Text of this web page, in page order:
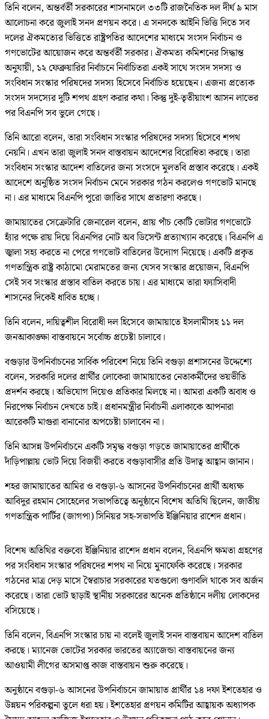
তিনি বলেন, অন্তর্বর্তী সরকারের শাসনামলে ৩৩টি রাজনৈতিক দল দীর্ঘ ৯ মাস
আলোচনা করে জুলাই সনদ প্রণয়ন করে। এ সনদকে আইনি ভিত্তি দিতে সব
দলের ঐকমত্যের ভিত্তিতে রাষ্ট্রপতির আদেশের মাধ্যমে সংসদ নির্বাচন ও
গণভোটের আয়োজন করে অন্তর্বর্তী সরকার। ঐকমত্য কমিশনের সিদ্ধান্ত
অনুযায়ী, ১২ ফেব্রুয়ারির নির্বাচনে নির্বাচিতরা একই সাথে সংসদ সদস্য ও
সংবিধান সংস্কার পরিষদের সদস্য হিসেবে নির্বাচিত হয়েছেন। এজন্য প্রত্যেক
সংসদ সদস্যের দুটি শপথ গ্রহণ করার কথা। কিন্তু দুই-তৃতীয়াংশ আসন লাভের
পর বিএনপি সব ভুলে গেছে।
তিনি আরো বলেন, তারা সংবিধান সংস্কার পরিষদের সদস্য হিসেবে শপথ
নেয়নি। এখন তারা জুলাই সনদ বাস্তবায়ন আদেশের বিরোধিতা করছে। তারা
সংবিধান সংস্কার আদেশ বাতিলের জন্য সংসদে মুলতবি প্রস্তাব করেছে। একই
আদেশে অনুষ্ঠিত সংসদ নির্বাচন মেনে সরকার গঠন করলেও গণভোট মানছে
না। এর মাধ্যমে বিএনপি পুরো জাতির সাথে প্রতারণা করছে।
জামায়াতের সেক্রেটারি জেনারেল বলেন, প্রায় পাঁচ কোটি ভোটার গণভোটে
হ্যাঁর পক্ষে রায় দিয়ে বিএনপির নোট অব ডিসেন্ট প্রত্যাখ্যান করেছে। বিএনপি এ
জ্বালা সহ্য করতে না পেরে গণভোট বাতিলের উদ্যোগ নিয়েছে। একটি প্রকৃত
গণতান্ত্রিক রাষ্ট্র কাঠামো মেরামতের জন্য যেসব সংস্কার প্রয়োজন, বিএনপি
সেই সব সংস্কার প্রস্তাব বাতিল করতে চায়। এর মাধ্যমে তারা ফ্যাসিবাদী
শাসনের দিকেই ধাবিত হচ্ছে।
তিনি বলেন, দায়িত্বশীল বিরোধী দল হিসেবে জামায়াতে ইসলামীসহ ১১ দল
জনআকাঙ্ক্ষা বাস্তবায়নে সর্বোচ্চ প্রচেষ্টা চালাবে।
বগুড়ার উপনির্বাচনের সার্বিক পরিবেশ নিয়ে তিনি বগুড়া প্রশাসনের উদ্দেশ্যে
বলেন, সরকারি দলের প্রার্থীর লোকেরা জামায়াতের নেতাকর্মীদের ভয়ভীতি
প্রদর্শন করছে। অভিযোগ দিয়েও প্রতিকার মিলছে না। আমরা একটি অবাধ ও
নিরপেক্ষ নির্বাচন দেখতে চাই। প্রধানমন্ত্রীর নির্বাচনী এলাকাকে আপনারা
আরেকটি মাগুরা বানানোর অপচেষ্টা চালাবেন না।
তিনি আসন্ন উপনির্বাচনে একটি সমৃদ্ধ বগুড়া গড়তে জামায়াতের প্রার্থীকে
দাঁড়িপাল্লায় ভোট দিয়ে বিজয়ী করতে বগুড়াবাসীর প্রতি উদাত্ব আহ্বান জানান।
শহর জামায়াতের আমির ও বগুড়া-৬ আসনের উপনির্বাচনের প্রার্থী অধ্যক্ষ
আবিদুর রহমান সোহেলের সভাপতিত্বে অনুষ্ঠানে বিশেষ অতিথি ছিলেন, জাতীয়
গণতান্ত্রিক পার্টির (জাগপা) সিনিয়র সহ-সভাপতি ইঞ্জিনিয়ার রাশেদ প্রধান।
বিশেষ অতিথির বক্তব্যে ইঞ্জিনিয়ার রাশেদ প্রধান বলেন, বিএনপি ক্ষমতা গ্রহণের
পর সংবিধান সংস্কার পরিষদের শপথ না নিয়ে মুনাফেকি করেছে। সরকার
গঠনের মাত্র দেড় মাসে স্বৈরাচার সরকারের যতগুলো গুণাবলি থাকে সব অর্জন
করেছে। তারা ভোট ছাড়াই স্থানীয় সরকারের অনেক প্রতিষ্ঠানে দলীয় লোকদের
বসিয়েছে।
তিনি বলেন, বিএনপি সংস্কার চায় না বলেই জুলাই সনদ বাস্তবায়ন আদেশ বাতিল
করছে। ম্যানেজ ভোটের সরকার ভারতের অ্যাজেন্ডা বাস্তবায়নের জন্য
আওয়ামী লীগের অসমাপ্ত কাজ বাস্তবায়ন শুরু করেছে।
অনুষ্ঠানে বগুড়া-৬ আসনের উপনির্বাচনে জামায়াত প্রার্থীর ১৪ দফা ইশতেহার ও
উন্নয়ন পরিকল্পনা তুলে ধরা হয়। ইশতেহার প্রণয়ন কমিটির আহ্বায়ক অধ্যাপক